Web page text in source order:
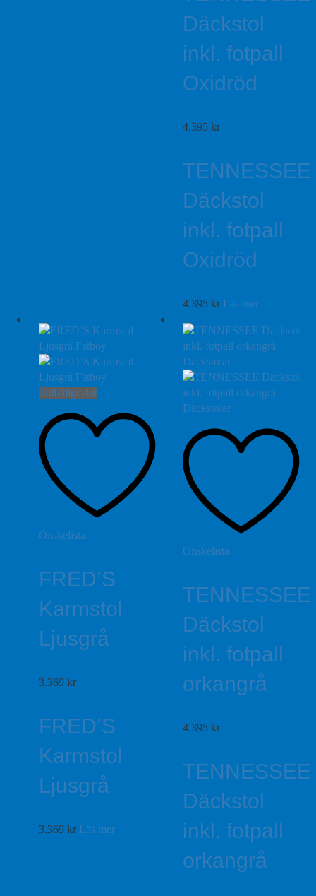
Däckstol
inkl. fotpall
Oxidröd
4.395 kr
TENNESSEE
Däckstol
inkl. fotpall
Oxidröd
4.395 kr Läs mer
Tillfälligt slut
Önskelista
FRED’S
Karmstol
Ljusgrå
3.369 kr
FRED’S
Karmstol
Ljusgrå
3.369 kr Läs mer
Önskelista
TENNESSEE
Däckstol
inkl. fotpall
orkangrå
4.395 kr
TENNESSEE
Däckstol
inkl. fotpall
orkangrå